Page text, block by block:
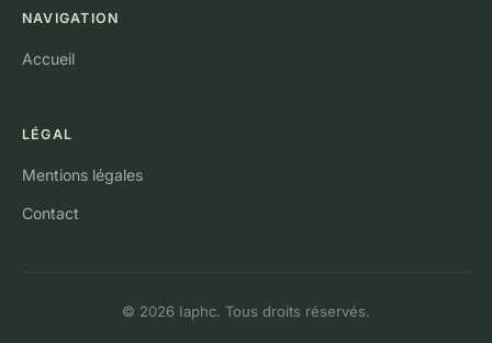
NAVIGATION
Accueil
LÉGAL
Mentions légales
Contact
© 2026 Iaphc. Tous droits réservés.